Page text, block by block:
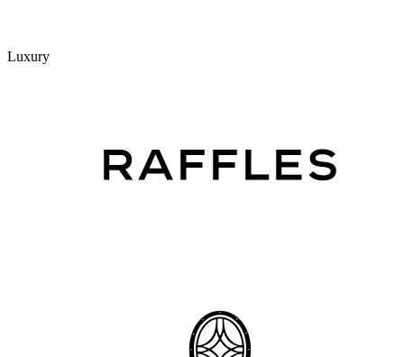
Luxury